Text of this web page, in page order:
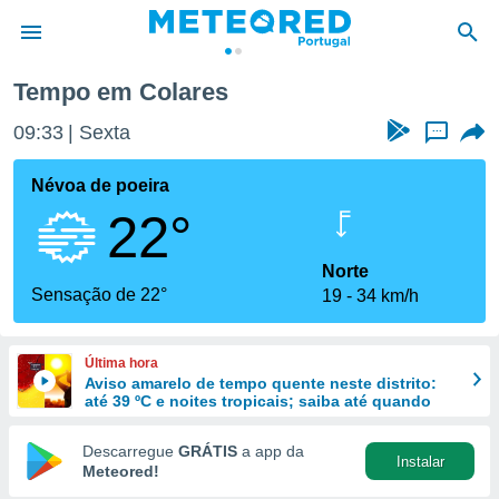
da
foi
fornecidas
a este
das
e
forma
digital
Tempo em Colares
09:33 Sexta ...
Névoa de poeira
22°
Sensação de 22°
Norte
19
34 km/h
Última hora
Aviso amarelo de tempo quente neste distrito:
até 39 ºC e noites tropicais; saiba até quando
Descarregue GRÁTIS a app da
Meteored!
Instalar